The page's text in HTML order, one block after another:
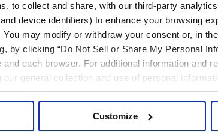
to collect and share, with our third-party
device identifiers) to enhance your browsing
may modify or withdraw your consent or, in
by clicking “Do Not Sell or Share My Personal
each browser. For additional information and
our general collection and use of personal
Customize